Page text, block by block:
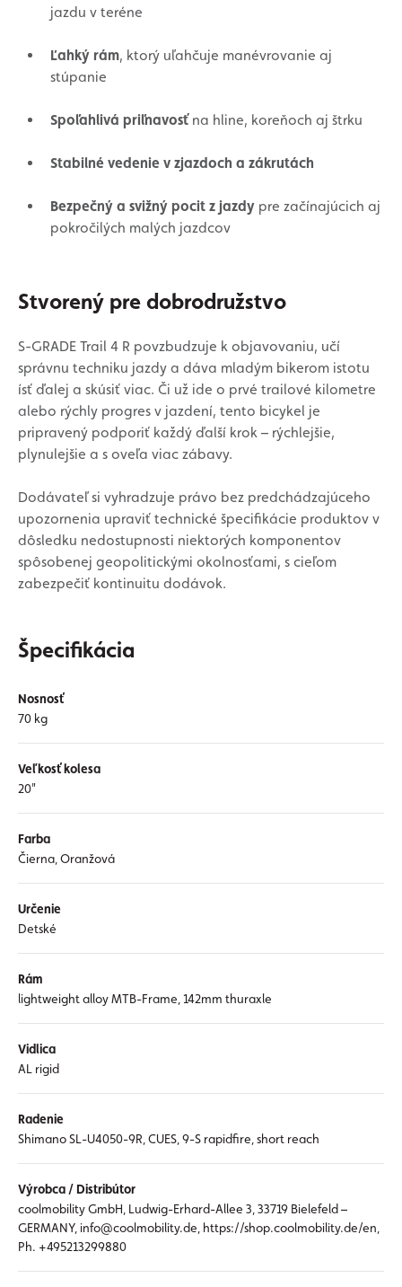
jazdu v teréne
Ľahký rám, ktorý uľahčuje manévrovanie aj
stúpanie
Spoľahlivá priľnavosťna hline, koreňoch aj štrku
Stabilné vedenie v zjazdoch a zákrutách
Bezpečný a svižný pocit z jazdy pre začínajúcich aj
pokročilých malých jazdcov
Stvorený pre dobrodružstvo
S-GRADE Trail 4 R povzbudzuje k objavovaniu, učí
správnu techniku jazdy a dáva mladým bikerom istotu
ísť ďalej a skúsiť viac. Či už ide o prvé trailové kilometre
alebo rýchly progres v jazdení, tento bicykel je
pripravený podporiť každý ďalší krok – rýchlejšie,
plynulejšie a s oveľa viac zábavy.
Dodávateľ si vyhradzuje právo bez predchádzajúceho
upozornenia upraviť technické špecifikácie produktov v
dôsledku nedostupnosti niektorých komponentov
spôsobenej geopolitickými okolnosťami, s cieľom
zabezpečiť kontinuitu dodávok.
Špecifikácia
Nosnosť
70 kg
Veľkosť kolesa
20"
Farba
Čierna, Oranžová
Určenie
Detské
Rám
lightweight alloy MTB-Frame, 142mm thuraxle
Vidlica
AL rigid
Radenie
Shimano SL-U4050-9R, CUES, 9-S rapidfire, short reach
Výrobca / Distribútor
coolmobility GmbH, Ludwig-Erhard-Allee 3, 33719 Bielefeld –
GERMANY, info@coolmobility.de, https://shop.coolmobility.de/en,
Ph. +495213299880